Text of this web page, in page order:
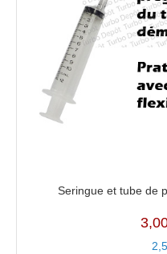
Seringue et tube de